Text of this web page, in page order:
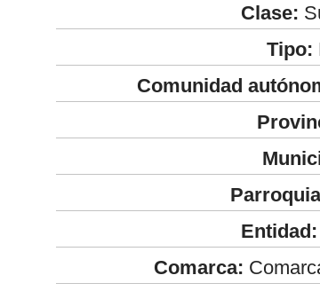
Clase:
Tipo:
Comunidad
Entidad:
Comarca: